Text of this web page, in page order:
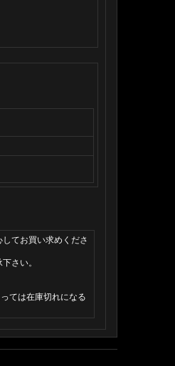
てお買い求めくださ
さい。
ては在庫切れになる